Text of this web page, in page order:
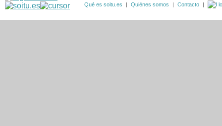
Qué es soitu.es
| Quiénes somos | Contacto |